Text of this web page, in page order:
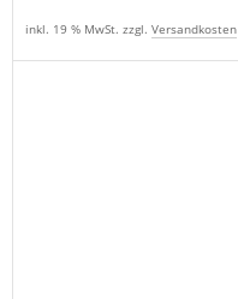
inkl. 19 % MwSt. zzgl. Versandkosten